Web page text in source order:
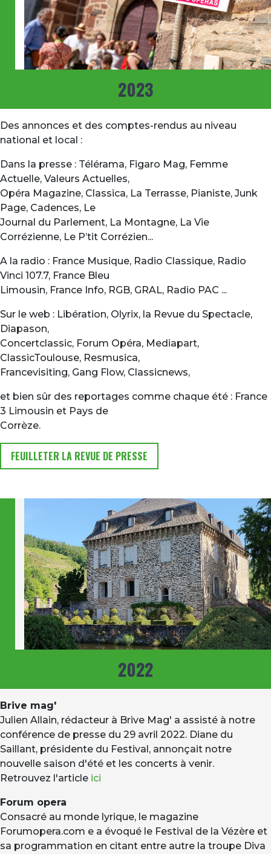
2023
Des annonces et des comptes-rendus au niveau
national et local :
Dans la presse : Télérama, Figaro Mag, Femme
Actuelle, Valeurs Actuelles,
Opéra Magazine, Classica, La Terrasse, Pianiste, Junk
Page, Cadences, Le
Journal du Parlement, La Montagne, La Vie
Corrézienne, Le P’tit Corrézien...
A la radio : France Musique, Radio Classique, Radio
Vinci 107.7, France Bleu
Limousin, France Info, RGB, GRAL, Radio PAC ...
Sur le web : Libération, Olyrix, la Revue du Spectacle,
Diapason,
Concertclassic, Forum Opéra, Mediapart,
ClassicToulouse, Resmusica,
Francevisiting, Gang Flow, Classicnews,
et bien sûr des reportages comme chaque été : France
3 Limousin et Pays de
Corrèze.
FEUILLETER LA REVUE DE PRESSE
2022
Brive mag'
Julien Allain, rédacteur à Brive Mag' a assisté à notre
conférence de presse du 29 avril 2022. Diane du
Saillant, présidente du Festival, annonçait notre
nouvelle saison d'été et les concerts à venir.
Retrouvez l'article ici
Forum opera
Consacré au monde lyrique, le magazine
Forumopera.com e a évoqué le Festival de la Vézère et
sa programmation en citant entre autre la troupe Diva